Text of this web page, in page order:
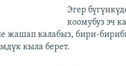
Эгер
коомубуз эч
жашап калабыз, бири-
кыла берет.